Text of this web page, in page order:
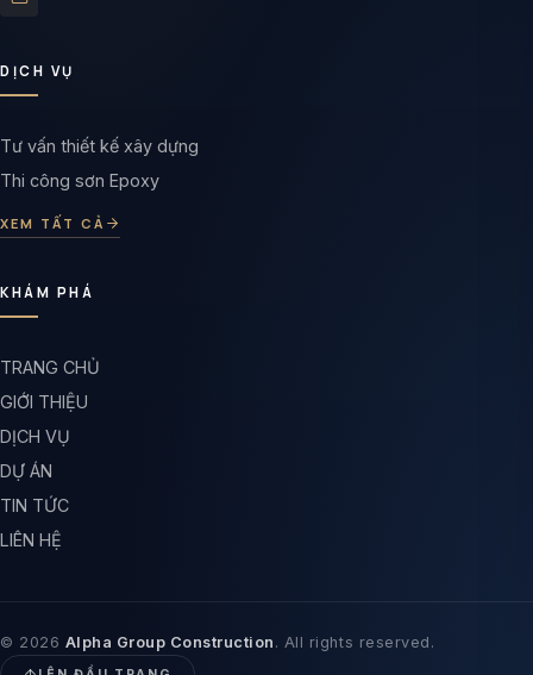
DỊCH VỤ
Tư vấn thiết kế xây dựng
Thi công sơn Epoxy
XEM TẤT CẢ
KHÁM PHÁ
TRANG CHỦ
GIỚI THIỆU
DỊCH VỤ
DỰ ÁN
TIN TỨC
LIÊN HỆ
© 2026 Alpha Group Construction . All rights reserved.
Z